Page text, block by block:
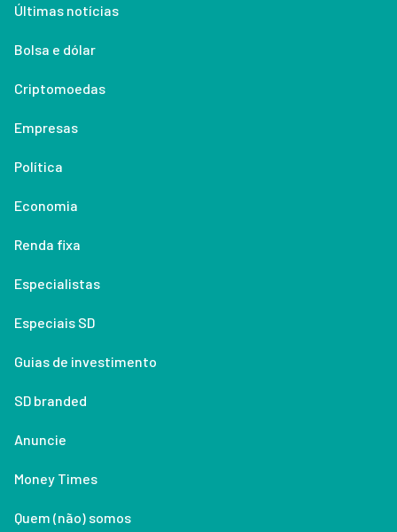
Últimas notícias
Bolsa e dólar
Criptomoedas
Empresas
Política
Economia
Renda fixa
Especialistas
Especiais SD
Guias de investimento
SD branded
Anuncie
Money Times
Quem (não) somos